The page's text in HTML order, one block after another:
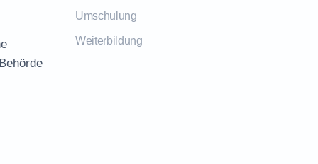
Umschulung
Weiterbildung